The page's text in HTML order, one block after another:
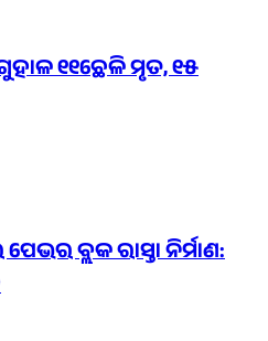
୧୧ଛେଳି ମୃତ, ୧୫
ବ୍ଲକ ରାସ୍ତା ନିର୍ମାଣ: